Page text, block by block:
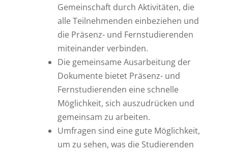
Gemeinschaft durch Aktivitäten, die
alle Teilnehmenden einbeziehen und
die Präsenz- und Fernstudierenden
miteinander verbinden.
Die gemeinsame Ausarbeitung der
Dokumente bietet Präsenz- und
Fernstudierenden eine schnelle
Möglichkeit, sich auszudrücken und
gemeinsam zu arbeiten.
Umfragen sind eine gute Möglichkeit,
um zu sehen, was die Studierenden